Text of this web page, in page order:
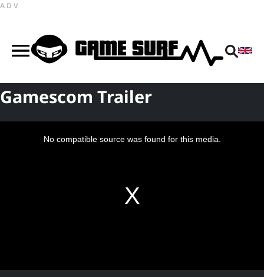
ADV
Gamescom Trailer
No compatible source was found for this media.